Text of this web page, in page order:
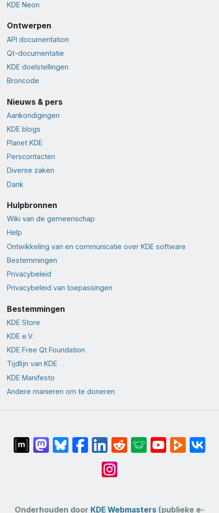
KDE Neon
Ontwerpen
API documentation
Qt-documentatie
KDE doelstellingen
Broncode
Nieuws & pers
Aankondigingen
KDE blogs
Planet KDE
Perscontacten
Diverse zaken
Dank
Hulpbronnen
Wiki van de gemeenschap
Help
Ontwikkeling van en communicatie over KDE software
Bestemmingen
Privacybeleid
Privacybeleid van toepassingen
Bestemmingen
KDE Store
KDE e.V.
KDE Free Qt Foundation
Tijdlijn van KDE
KDE Manifesto
Andere manieren om te doneren
Onderhouden door KDE Webmasters (publieke e-